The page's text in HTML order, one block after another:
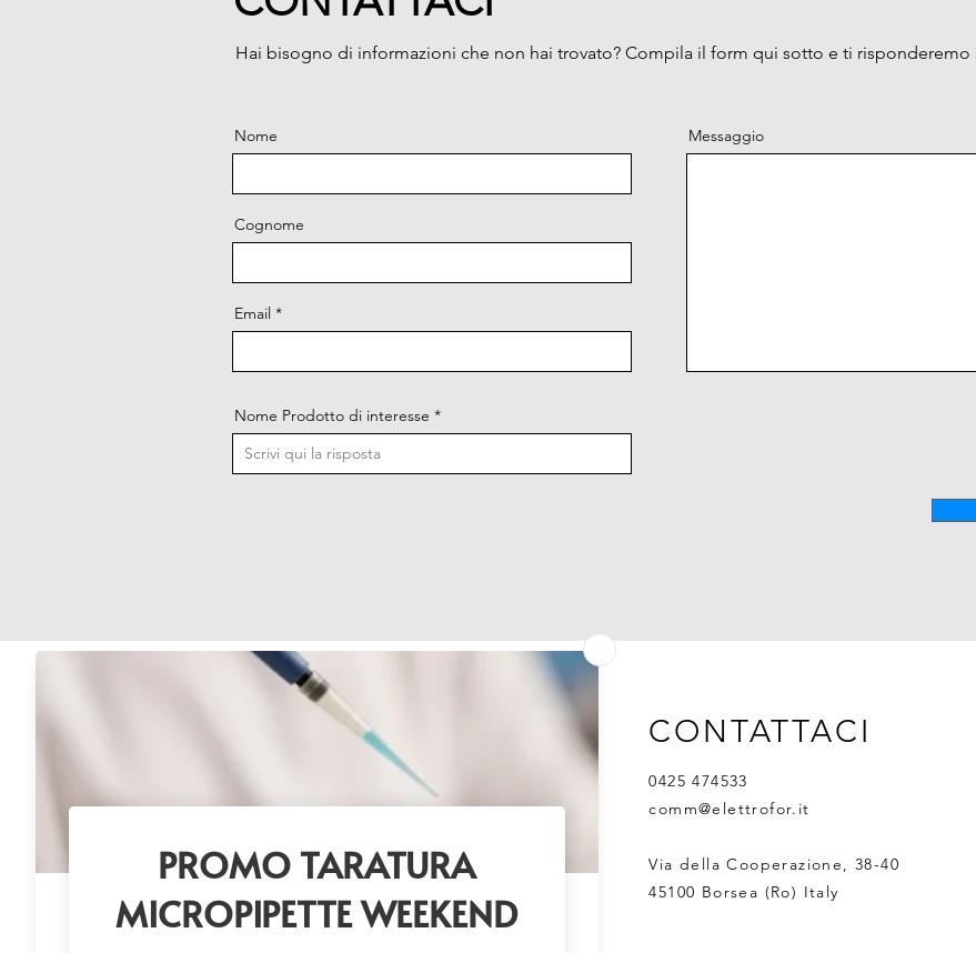
Hai bisogno di informazioni che non hai trovato? Compila il form qui sotto e ti
Nome
Cognome
Email
Messaggio
Nome Prodotto di interesse
CONTATTACI
0425 474533
comm@elettrofor.it
Via della Cooperazione, 38-40
45100 Borsea (Ro) Italy